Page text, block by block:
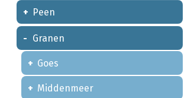
Peen
Granen
Goes
Middenmeer